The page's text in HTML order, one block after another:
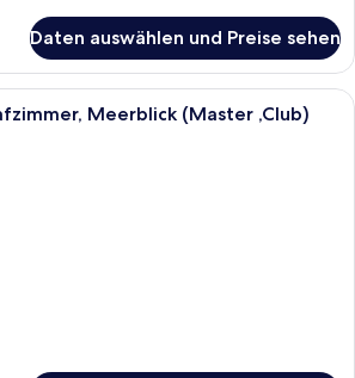
Daten auswählen und Preise sehen
Ein modernes Wohnzimmer mit
Meerblick (Master ,Club)